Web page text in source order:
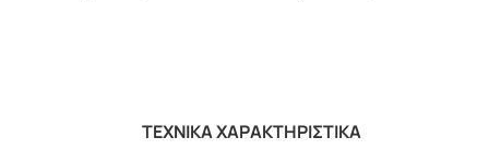
ΤΕΧΝΙΚΑ ΧΑΡΑΚΤΗΡΙΣΤΙΚΑ